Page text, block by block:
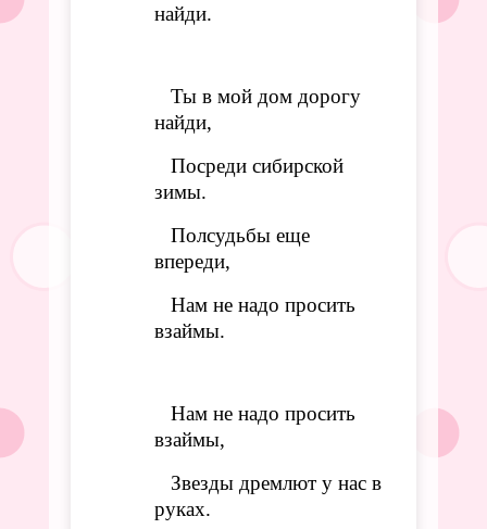
найди.
Ты в мой дом дорогу
найди,
Посреди сибирской
зимы.
Полсудьбы еще
впереди,
Нам не надо просить
взаймы.
Нам не надо просить
взаймы,
Звезды дремлют у нас в
руках.